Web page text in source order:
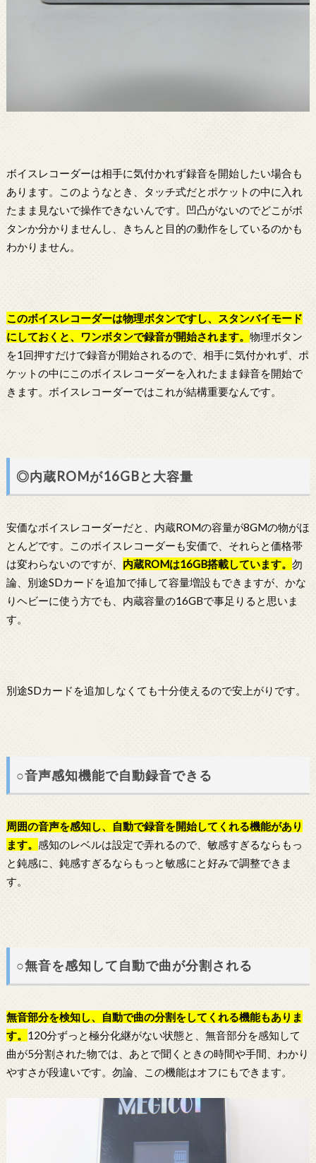
ボイスレコーダーは相手に気付かれず録音を開始したい場合も
あります。このようなとき、タッチ式だとポケットの中に入れ
たまま見ないで操作できないんです。凹凸がないのでどこがボ
タンか分かりませんし、きちんと目的の動作をしているのかも
わかりません。
このボイスレコーダーは物理ボタンですし、スタンバイモード
にしておくと、ワンボタンで録音が開始されます。 物理ボタン
を1回押すだけで録音が開始されるので、相手に気付かれず、ポ
ケットの中にこのボイスレコーダーを入れたまま録音を開始で
きます。ボイスレコーダーではこれが結構重要なんです。
◎内蔵ROMが16GBと大容量
安価なボイスレコーダーだと、内蔵ROMの容量が8GMの物がほ
とんどです。このボイスレコーダーも安価で、それらと価格帯
は変わらないのですが、 内蔵ROMは16GB搭載しています。 勿
論、別途SDカードを追加で挿して容量増設もできますが、かな
りヘビーに使う方でも、内蔵容量の16GBで事足りると思いま
す。
別途SDカードを追加しなくても十分使えるので安上がりです。
○音声感知機能で自動録音できる
周囲の音声を感知し、自動で録音を開始してくれる機能があり
ます。 感知のレベルは設定で弄れるので、敏感すぎるならもっ
と鈍感に、鈍感すぎるならもっと敏感にと好みで調整できま
す。
○無音を感知して自動で曲が分割される
無音部分を検知し、自動で曲の分割をしてくれる機能もありま
す。 120分ずっと極分化継がない状態と、無音部分を感知して
曲が5分割された物では、あとで聞くときの時間や手間、わかり
やすさが段違いです。勿論、この機能はオフにもできます。